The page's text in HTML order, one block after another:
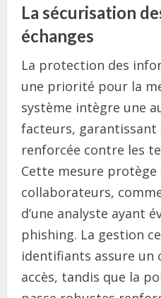
La sécurisation
échanges
La protection des
une priorité pour la
système intègre une
facteurs, garantissant
renforcée contre les
Cette mesure protège
collaborateurs,
d’une analyste ayant
phishing. La gestion
identifiants assure
accès, tandis que la